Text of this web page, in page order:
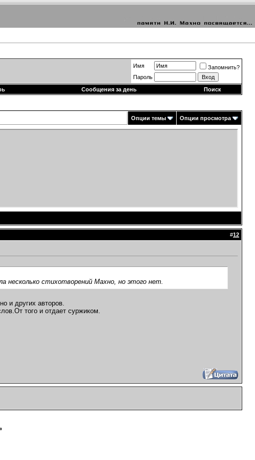
Имя
Запомнить?
Пароль
Сообщения за день Поиск
Опции темы Опции просмотра
#12
несколько стихотворений Махно, но этого нет.
и других авторов.
того и отдает суржиком.